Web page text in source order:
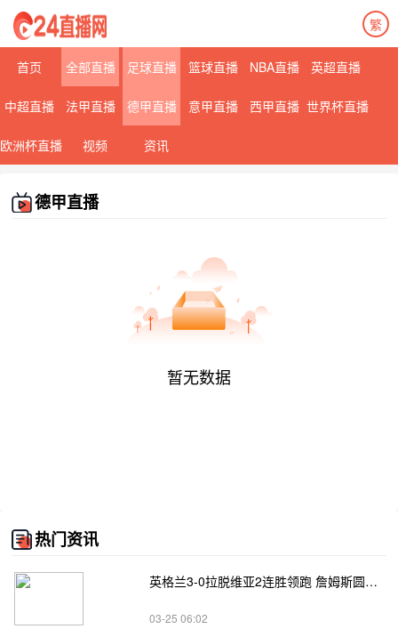
繁
首页 全部直播 足球直播 篮球直播 NBA直播 英超直播
中超直播 法甲直播 德甲直播 意甲直播 西甲直播 世界杯直播
欧洲杯直播 视频 资讯
德甲直播
暂无数据
热门资讯
英格兰3-0拉脱维亚2连胜领跑 詹姆斯圆月弯刀凯恩埃泽建功
03-25 06:02